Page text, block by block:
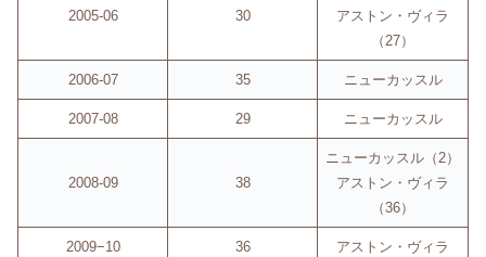
2005-06 30
アストン・ヴィラ
（27）
2006-07 35 ニューカッスル
2007-08 29 ニューカッスル
2008-09 38
ニューカッスル（2）
アストン・ヴィラ
（36）
2009−10 36 アストン・ヴィラ